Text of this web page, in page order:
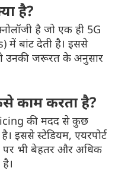
है?
है जो एक ही 5G
में बांट देती है। इससे
उनकी जरूरत के अनुसार
काम करता है?
की मदद से कुछ
इससे स्टेडियम, एयरपोर्ट
पर भी बेहतर और अधिक